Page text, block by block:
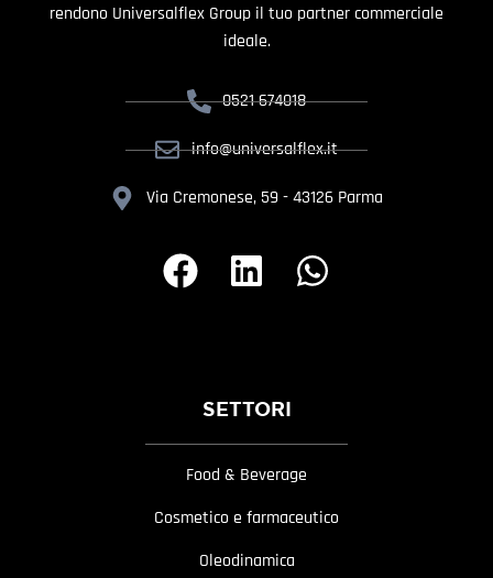
rendono Universalflex Group il tuo partner commerciale
ideale.
0521 674018
info@universalflex.it
Via Cremonese, 59 - 43126 Parma
SETTORI
Food & Beverage
Cosmetico e farmaceutico
Oleodinamica